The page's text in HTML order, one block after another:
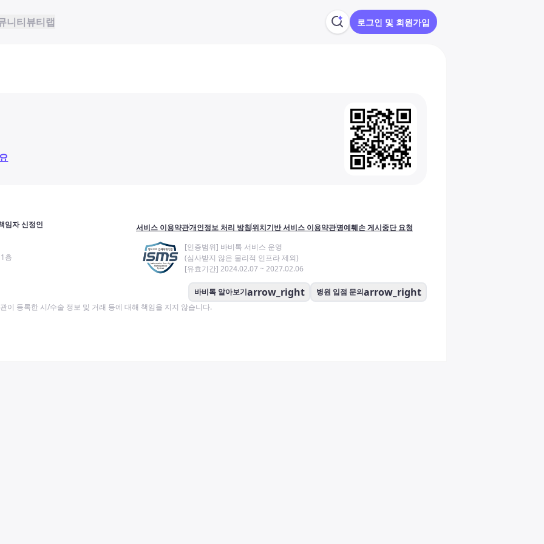
니티뷰티랩 로그인 및 회원가입
임자 신정인
층
서비스 이용약관개인정보 처리 방침위치기반 서비스 이용약관명예훼손 게시중단 요청
[인증범위] 바비톡 서비스 운영
(심사받지 않은 물리적 인프라 제외)
[유효기간] 2024.02.07 ~ 2027.02.06
바비톡 알아보기arrow_right 병원 입점 문의arrow_right
이 등록한 시/수술 정보 및 거래 등에 대해 책임을 지지 않습니다.